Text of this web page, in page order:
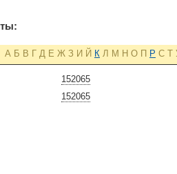
А Б В Г Д Е Ж З И Й К Л М Н О П Р С Т
152065
152065